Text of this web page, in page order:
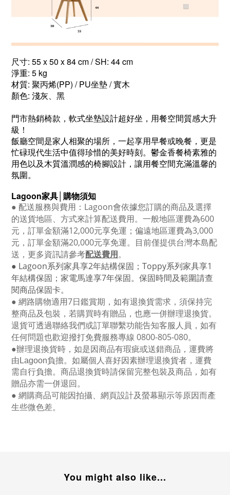
尺寸: 55 x 50 x 84 cm / SH: 44 cm
淨重: 5 kg
材質: 聚丙烯(PP) / PU坐墊 / 實木
顏色: 淺灰、黑
門市熱銷椅款，軟式坐墊設計超好坐，用餐空間質感大升
級！
飯廳空間是家人相聚的場所，一起享用早餐或晚餐，更是
忙碌現代生活中值得珍惜的美好時刻。鬱金香餐椅素雅的
用色以及木質溫潤感的椅腳設計，讓用餐空間充滿溫馨的
氛圍。
Lagoon家具│購物須知
● 配送服務與費用： Lagoon會依據您訂購的商品及選擇
的送貨地區、方式來計算配送費用。一般地區運費為600
元，訂單金額滿12,000元享免運；偏遠地區運費為3,000
元，訂單金額滿20,000元享免運。目前僅提供台灣本島配
送，更多資訊請參考配送費用。
● Lagoon系列家具享2年結構保固； Toppy系列家具享1
年結構保固；家電馬達享7年保固。保固時間及範圍請查
閱商品保固卡。
● 網路購物適用7日鑑賞期，如有退換貨需求，須保持完
整商品及包裝，若購買時有贈品，也應一併辦理退換貨。
退貨可透過聯絡我們或訂單聯繫功能告知客服人員，如有
任何問題也歡迎撥打免費服務專線 0800-805-080。
●辦理退換貨時，如是因商品有瑕疵或送錯商品，運費將
由Lagoon負擔。如屬個人喜好因素辦理退換貨者，運費
需自行負擔。商品退換貨時請保留完整包裝及商品，如有
贈品亦需一併退回。
● 網購商品可能因拍攝、網頁設計及螢幕顯示等原因而產
生些微色差。
You might also like...